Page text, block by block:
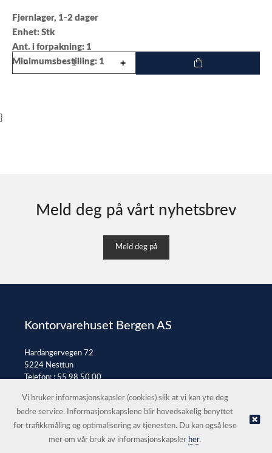
Fjernlager, 1-2 dager
Enhet: Stk
Ant. i forpakning: 1
Minimumsbestilling: 1
}
Meld deg på vårt nyhetsbrev
Meld deg på
Kontorvarehuset Bergen AS
Hardangervegen 72
5224 Nesttun
Telefon: :55 98 50 00
© Kontorvarehuset Bergen AS |Nettbutikk levert av Kréatif
Vi bruker informasjonskapsler (cookies) slik at vi kan yte deg
bedre service. Informasjonskapslene blir hovedsakelig benyttet
for trafikkmåling og optimalisering av tjenesten. Du kan også lese
mer om vår bruk av informasjonskapsler her.